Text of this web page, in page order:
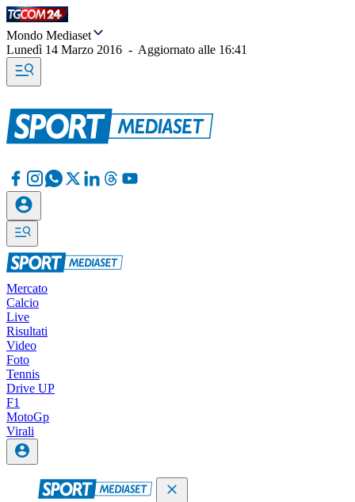
Mondo Mediaset
Lunedì 14 Marzo 2016 - Aggiornato alle 16:41
Mercato
Calcio
Live
Risultati
Video
Foto
Tennis
Drive UP
F1
MotoGp
Virali